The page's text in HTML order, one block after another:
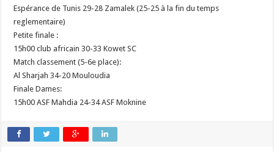
Espérance de Tunis 29-28 Zamalek (25-25 à la fin du temps
reglementaire)
Petite finale :
15h00 club africain 30-33 Kowet SC
Match classement (5-6e place):
Al Sharjah 34-20 Mouloudia
Finale Dames:
15h00 ASF Mahdia 24-34 ASF Moknine